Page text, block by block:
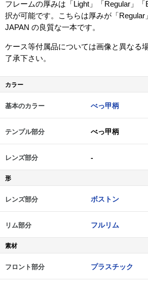
フレームの厚みは「Light」「Regular」
択が可能です。こちらは厚みが「Regular
JAPAN の良質な一本です。
ケース等付属品については画像と異なる
了承下さい。
カラー
基本のカラー べっ甲柄
テンプル部分 べっ甲柄
レンズ部分 -
形
レンズ部分 ボストン
リム部分 フルリム
素材
フロント部分 プラスチック